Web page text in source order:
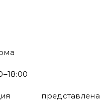
представлена